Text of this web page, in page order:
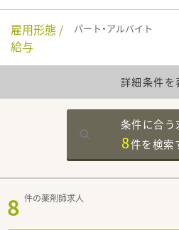
雇用形態 /
給与
パート・アルバイト
詳細条件を
条件に合う
8件を検索
8 件の薬剤師求人